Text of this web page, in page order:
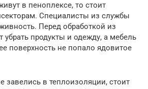
в пеноплексе, то стоит
Специалисты из службы
Перед обработкой из
убрать продукты и одежду, а мебель
поверхность не попало ядовитое
завелись в теплоизоляции, стоит